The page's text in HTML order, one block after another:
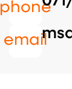
phone
email